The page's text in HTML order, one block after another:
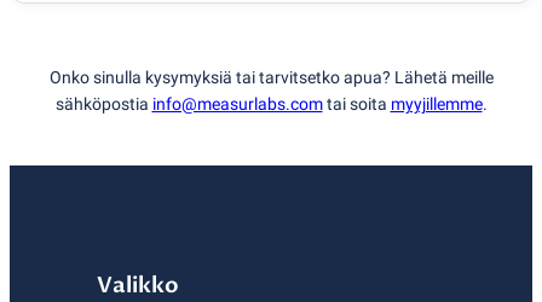
Onko sinulla kysymyksiä tai tarvitsetko apua? Lähetä meille
sähköpostia info@measurlabs.comtai soita myyjillemme.
Valikko